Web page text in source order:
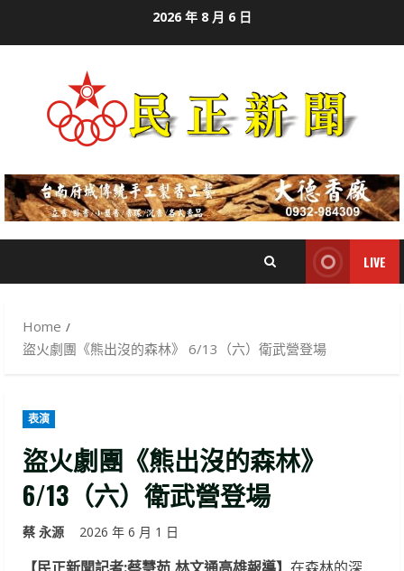
2026 年 8 月 6 日
LIVE
Home
盜火劇團《熊出沒的森林》 6/13（六）衛武營登場
表演
盜火劇團《熊出沒的森林》
6/13（六）衛武營登場
蔡 永源 2026 年 6 月 1 日